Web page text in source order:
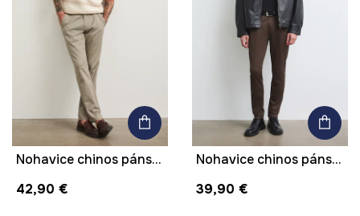
Nohavice chinos pánske bavlnené s elastanom
42,90 €
Nohavice chinos pánske bavlnené s elastanom
39,90 €